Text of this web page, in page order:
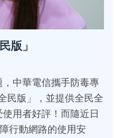
版」
中華電信攜手防毒專
民版」，並提供全民全
用者好評！而隨近日
行動網路的使用安